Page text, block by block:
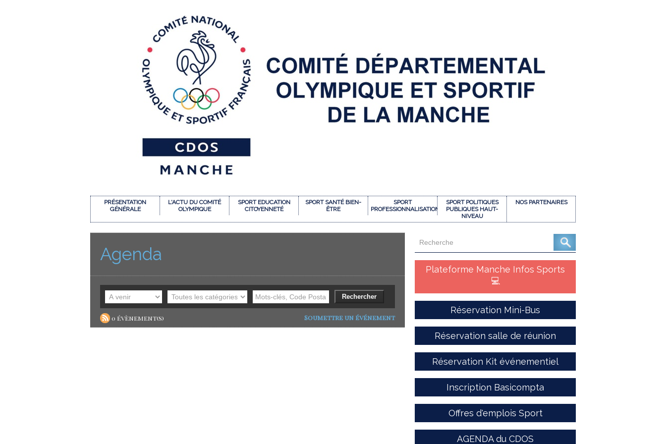
PRÉSENTATION
GÉNÉRALE
L'ACTU DU COMITÉ
OLYMPIQUE
SPORT EDUCATION
CITOYENNETÉ
SPORT SANTÉ BIEN-
ÊTRE
SPORT
PROFESSIONNALISATION
SPORT POLITIQUES
PUBLIQUES HAUT-
NIVEAU
NOS PARTENAIRES
Agenda
0 évènement(s) Soumettre un événement
Plateforme Manche Infos Sports
💻
Réservation Mini-Bus
Réservation salle de réunion
Réservation Kit événementiel
Inscription Basicompta
Offres d'emplois Sport
AGENDA du CDOS